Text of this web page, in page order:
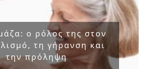
ο ρόλος της στον
τη γήρανση και
την πρόληψη